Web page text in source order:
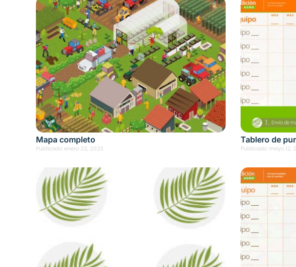
Mapa completo
Publicado: enero 22, 2023
Tablero de
Publicado: mayo 12,